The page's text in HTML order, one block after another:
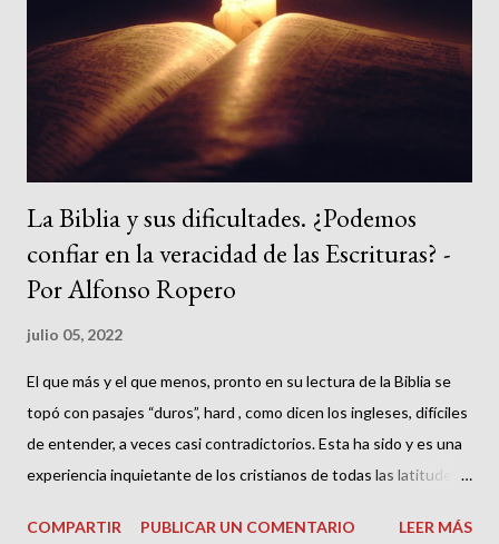
La Biblia y sus dificultades. ¿Podemos
confiar en la veracidad de las Escrituras? -
Por Alfonso Ropero
julio 05, 2022
El que más y el que menos, pronto en su lectura de la Biblia se
topó con pasajes “duros”, hard , como dicen los ingleses, difíciles
de entender, a veces casi contradictorios. Esta ha sido y es una
experiencia inquietante de los cristianos de todas las latitudes y
ocurrido, el tal es un bendito de Dios. Por Orígenes sabemos
COMPARTIR PUBLICAR UN COMENTARIO LEER MÁS